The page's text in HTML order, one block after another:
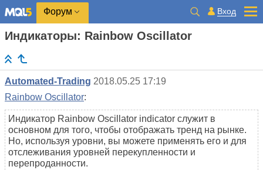
Форум Вход
Индикаторы: Rainbow Oscillator
Automated-Trading 2018.05.25 17:19
Rainbow Oscillator:
Индикатор Rainbow Oscillator indicator служит в
основном для того, чтобы отображать тренд на рынке.
Но, используя уровни, вы можете применять его и для
отслеживания уровней перекупленности и
перепроданности.